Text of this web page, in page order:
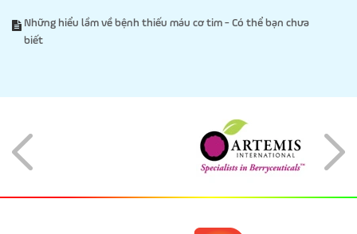
Những hiểu lầm về bệnh thiếu máu cơ tim - Có thể bạn chưa
biết